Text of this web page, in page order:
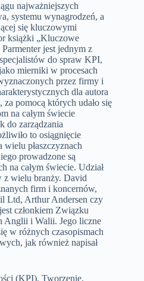
najważniejszych
systemu wynagrodzeń, a
się kluczowymi
książki „Kluczowe
jest jednym z
do spraw KPI,
mierniki w procesach
przez firmy i
dla autora
za pomocą których udało się
na całym świecie
do zarządzania
to osiągnięcie
płaszczyznach
prowadzone są
na całym świecie. Udział
z wielu branży. David
firm i koncernów,
Ltd, Arthur Andersen czy
członkiem Związku
Anglii i Walii. Jego liczne
w różnych czasopismach
jak również napisał
(KPI). Tworzenie,